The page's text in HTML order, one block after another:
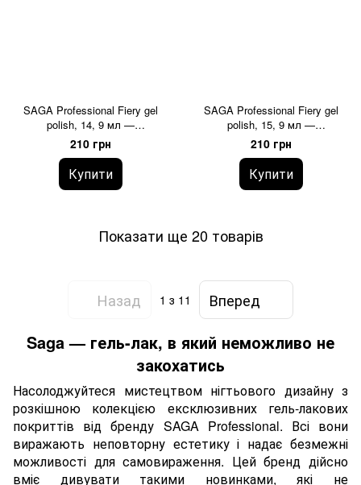
SAGA Professional Fiery gel
polish, 14, 9 мл —
світловідбивний гель-лак
210 грн
Купити
SAGA Professional Fiery gel
polish, 15, 9 мл —
світловідбивний гель-лак
210 грн
Купити
Показати ще 20 товарів
Назад 1 з 11 Вперед
Saga — гель-лак, в який неможливо не
закохатись
Насолоджуйтеся мистецтвом нігтьового дизайну з
розкішною колекцією ексклюзивних гель-лакових
покриттів від бренду SAGA Professional. Всі вони
виражають неповторну естетику і надає безмежні
можливості для самовираження. Цей бренд дійсно
вміє дивувати такими новинками, які не